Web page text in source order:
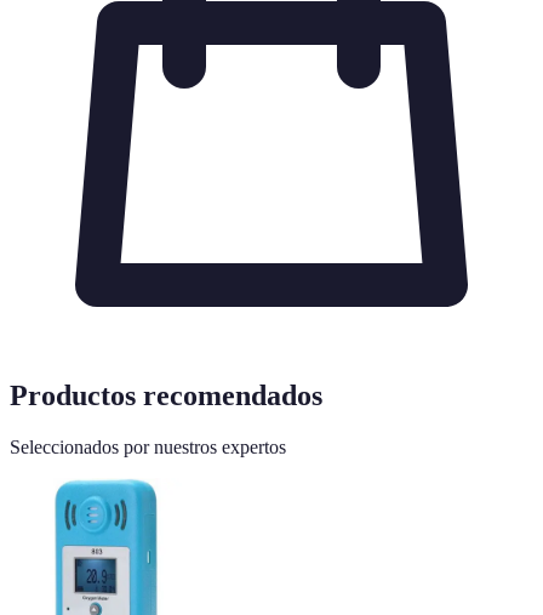
Productos recomendados
Seleccionados por nuestros expertos